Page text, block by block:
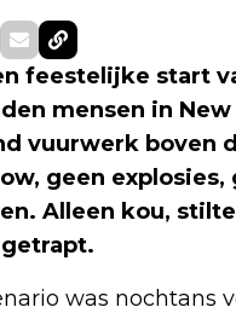
feestelijke start
mensen in
vuurwerk boven
geen
Alleen kou,
was nochtans